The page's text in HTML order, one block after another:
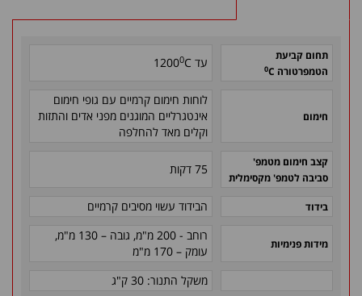
תחום קביעת
הטמפרטורה C
0 עד C
12000
חימום
לוחות חימום קרמיים עם גופי חימום
אינטגרליים המוגנים מפני אדים והתזות
וקלים מאד להחלפה
קצב חימום מטמפ'
סביבה לטמפ' מקסימלית
75 דקות
בידוד הבידוד עשוי מסיבים קרמיים
מידות פנימיות
רוחב - 200 מ"מ, גובה – 130 מ"מ,
עומק – 170 מ"מ
משקל התנור: 30 ק"ג